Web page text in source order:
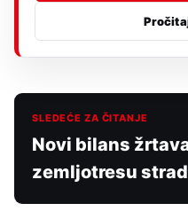
SLEDEĆE ZA ČITANJE
Novi bilans
zemljotresu